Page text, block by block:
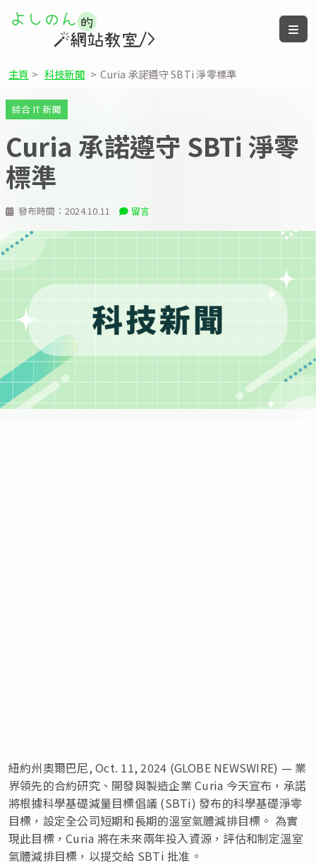
主頁 > 科技新聞 > Curia 承諾遵守 SBTi 淨零標準
發布時間： 2024.10.11 留言
綜合 IT 新聞
Curia 承諾遵守 SBTi 淨零
標準
紐約州奧爾巴尼, Oct. 11, 2024 (GLOBE NEWSWIRE) — 業
界領先的合約研究、開發與製造企業 Curia 今天宣布，承諾
將根據科學基礎減量目標倡議 (SBTi) 發布的科學基礎淨零
目標，設定全公司短期和長期的溫室氣體減排目標。 為實
現此目標，Curia 將在未來兩年投入資源，評估和制定溫室
氣體減排目標，以提交給 SBTi 批准。